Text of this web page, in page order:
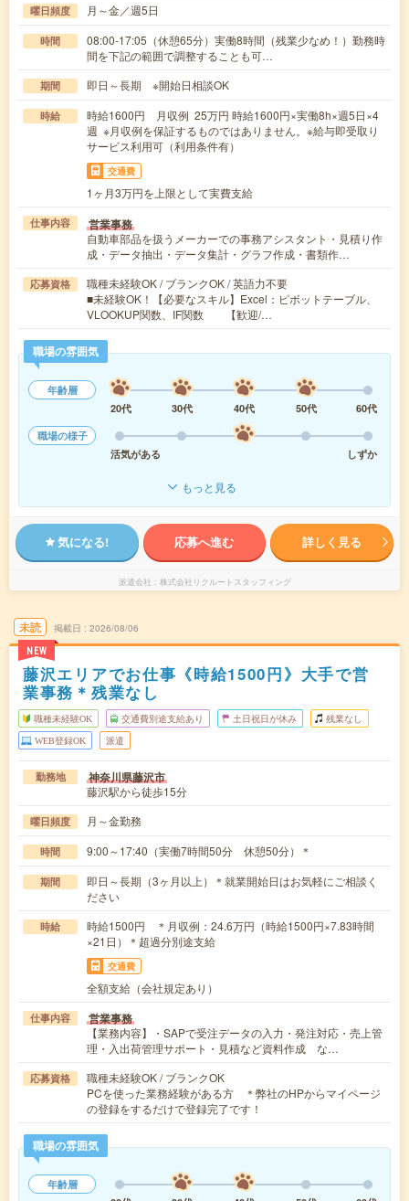
曜日頻度 月～金／週5日
時間
08:00-17:05（休憩65分）実働8時間（残業少なめ！）勤務時
間を下記の範囲で調整することも可…
期間 即日～長期 ※開始日相談OK
時給
時給1600円 月収例 25万円 時給1600円×実働8h×週5日×4
週 ※月収例を保証するものではありません。※給与即受取り
サービス利用可（利用条件有）
交通費
1ヶ月3万円を上限として実費支給
仕事内容 営業事務
自動車部品を扱うメーカーでの事務アシスタント・見積り作
成・データ抽出・データ集計・グラフ作成・書類作…
応募資格
職種未経験OK / ブランクOK / 英語力不要
■未経験OK！【必要なスキル】Excel：ピボットテーブル、
VLOOKUP関数、IF関数 【歓迎/…
職場の雰囲気
年齢層
20代
30代 40代 50代
60代
職場の様子
活気がある
しずか
もっと見る
気になる! 応募へ進む 詳しく見る
派遣会社 株式会社リクルートスタッフィング
未読
NEW
掲載日 2026/08/06
藤沢エリアでお仕事《時給1500円》大手で営
業事務＊残業なし
職種未経験OK 交通費別途支給あり 土日祝日が休み 残業なし
WEB登録OK 派遣
勤務地 神奈川県藤沢市
藤沢駅から徒歩15分
曜日頻度 月～金勤務
時間 9:00～17:40（実働7時間50分 休憩50分）＊
期間
即日～長期（3ヶ月以上）＊就業開始日はお気軽にご相談く
ださい
時給
時給1500円 ＊月収例：24.6万円（時給1500円×7.83時間
×21日）＊超過分別途支給
交通費
全額支給（会社規定あり）
仕事内容 営業事務
【業務内容】・SAPで受注データの入力・発注対応・売上管
理・入出荷管理サポート・見積など資料作成 な…
応募資格
職種未経験OK / ブランクOK
PCを使った業務経験がある方 ＊弊社のHPからマイページ
の登録をするだけで登録完了です！
職場の雰囲気
年齢層